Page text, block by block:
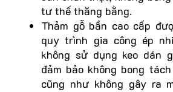
tư thế thăng bằng.
Thảm gỗ bần cao cấp
quy trình gia công ép
không sử dụng keo dán
đảm bảo không bong
cũng như không gây ra